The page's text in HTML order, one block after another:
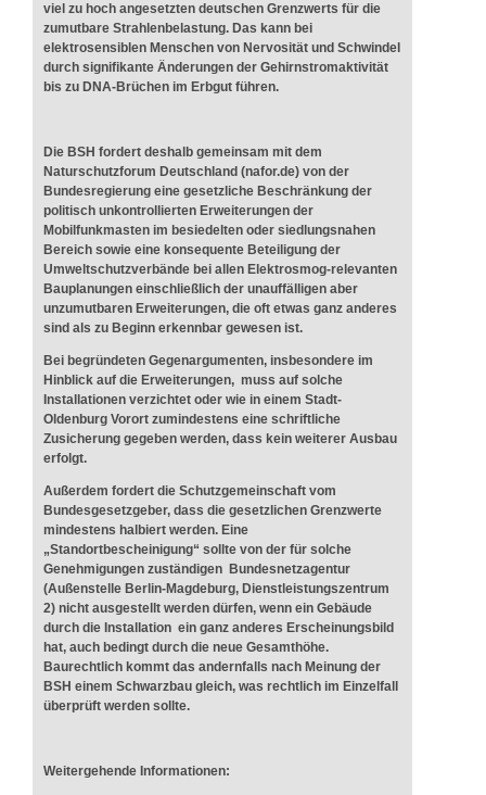
viel zu hoch angesetzten deutschen Grenzwerts für die
zumutbare Strahlenbelastung. Das kann bei
elektrosensiblen Menschen von Nervosität und Schwindel
durch signifikante Änderungen der Gehirnstromaktivität
bis zu DNA-Brüchen im Erbgut führen.
Die BSH fordert deshalb gemeinsam mit dem
Naturschutzforum Deutschland (nafor.de) von der
Bundesregierung eine gesetzliche Beschränkung der
politisch unkontrollierten Erweiterungen der
Mobilfunkmasten im besiedelten oder siedlungsnahen
Bereich sowie eine konsequente Beteiligung der
Umweltschutzverbände bei allen Elektrosmog-relevanten
Bauplanungen einschließlich der unauffälligen aber
unzumutbaren Erweiterungen, die oft etwas ganz anderes
sind als zu Beginn erkennbar gewesen ist.
Bei begründeten Gegenargumenten, insbesondere im
Hinblick auf die Erweiterungen, muss auf solche
Installationen verzichtet oder wie in einem Stadt-
Oldenburg Vorort zumindestens eine schriftliche
Zusicherung gegeben werden, dass kein weiterer Ausbau
erfolgt.
Außerdem fordert die Schutzgemeinschaft vom
Bundesgesetzgeber, dass die gesetzlichen Grenzwerte
mindestens halbiert werden. Eine
„Standortbescheinigung“ sollte von der für solche
Genehmigungen zuständigen Bundesnetzagentur
(Außenstelle Berlin-Magdeburg, Dienstleistungszentrum
2) nicht ausgestellt werden dürfen, wenn ein Gebäude
durch die Installation ein ganz anderes Erscheinungsbild
hat, auch bedingt durch die neue Gesamthöhe.
Baurechtlich kommt das andernfalls nach Meinung der
BSH einem Schwarzbau gleich, was rechtlich im Einzelfall
überprüft werden sollte.
Weitergehende Informationen: